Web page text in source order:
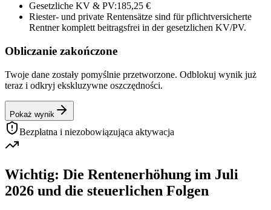
Gesetzliche KV & PV:185,25 €
Riester- und private Rentensätze sind für pflichtversicherte
Rentner komplett beitragsfrei in der gesetzlichen KV/PV.
Obliczanie zakończone
Twoje dane zostały pomyślnie przetworzone. Odblokuj wynik już
teraz i odkryj ekskluzywne oszczędności.
Pokaż wynik
Bezpłatna i niezobowiązująca aktywacja
Wichtig: Die Rentenerhöhung im Juli
2026 und die steuerlichen Folgen